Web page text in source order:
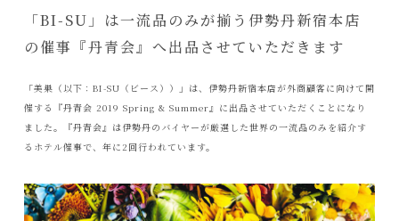
「BI-SU」は一流品のみが揃う伊勢丹新宿本店
の催事『丹青会』へ出品させていただきます
「美巣（以下：BI-SU（ビース））」は、伊勢丹新宿本店が外商顧客に向けて開
催する『丹青会 2019 Spring & Summer』に出品させていただくことになり
ました。『丹青会』は伊勢丹のバイヤーが厳選した世界の一流品のみを紹介す
るホテル催事で、年に2回行われています。